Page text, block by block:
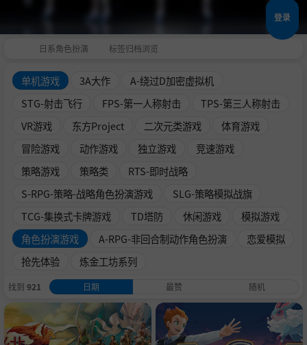
登录
日系角色扮演 标签归档浏览
单机游戏 3A大作
A-绕过D加密虚拟机
STG-射击飞行
FPS-第一人称射击
TPS-第三人称射击
VR游戏
东方Project 二次元类游戏
体育游戏
冒险游戏
动作游戏 独立游戏
竞速游戏
策略游戏
策略类
RTS-即时战略
S-RPG-策略-战略角色扮演游戏
SLG-策略模拟战旗
TCG-集换式卡牌游戏
TD塔防 休闲游戏
模拟游戏
角色扮演游戏
A-RPG-非回合制动作角色扮演
恋爱模拟
抢先体验
炼金工坊系列
找到 921 日期 最赞 随机